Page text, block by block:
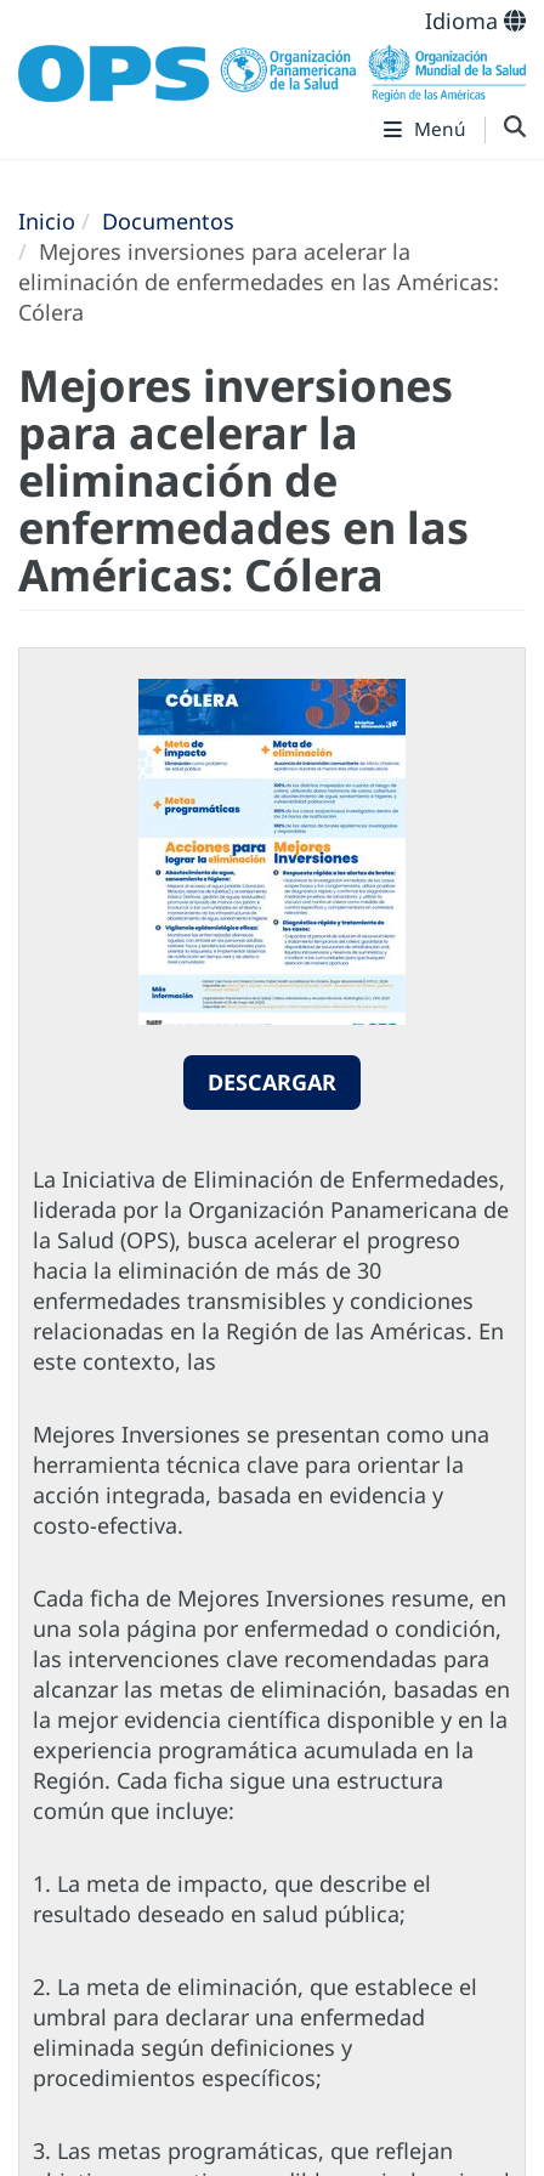
Idioma
Menú
Inicio
Documentos
Mejores inversiones para acelerar la
eliminación de enfermedades en las Américas:
Cólera
Mejores inversiones
para acelerar la
eliminación de
enfermedades en las
Américas: Cólera
DESCARGAR
La Iniciativa de Eliminación de Enfermedades,
liderada por la Organización Panamericana de
la Salud (OPS), busca acelerar el progreso
hacia la eliminación de más de 30
enfermedades transmisibles y condiciones
relacionadas en la Región de las Américas. En
este contexto, las
Mejores Inversiones se presentan como una
herramienta técnica clave para orientar la
acción integrada, basada en evidencia y
costo-efectiva.
Cada ficha de Mejores Inversiones resume, en
una sola página por enfermedad o condición,
las intervenciones clave recomendadas para
alcanzar las metas de eliminación, basadas en
la mejor evidencia científica disponible y en la
experiencia programática acumulada en la
Región. Cada ficha sigue una estructura
común que incluye:
1. La meta de impacto, que describe el
resultado deseado en salud pública;
2. La meta de eliminación, que establece el
umbral para declarar una enfermedad
eliminada según definiciones y
procedimientos específicos;
3. Las metas programáticas, que reflejan